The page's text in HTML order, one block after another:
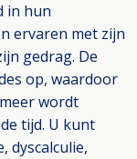
in hun
ervaren met zijn
gedrag. De
op, waardoor
wordt
tijd. U kunt
dyscalculie,